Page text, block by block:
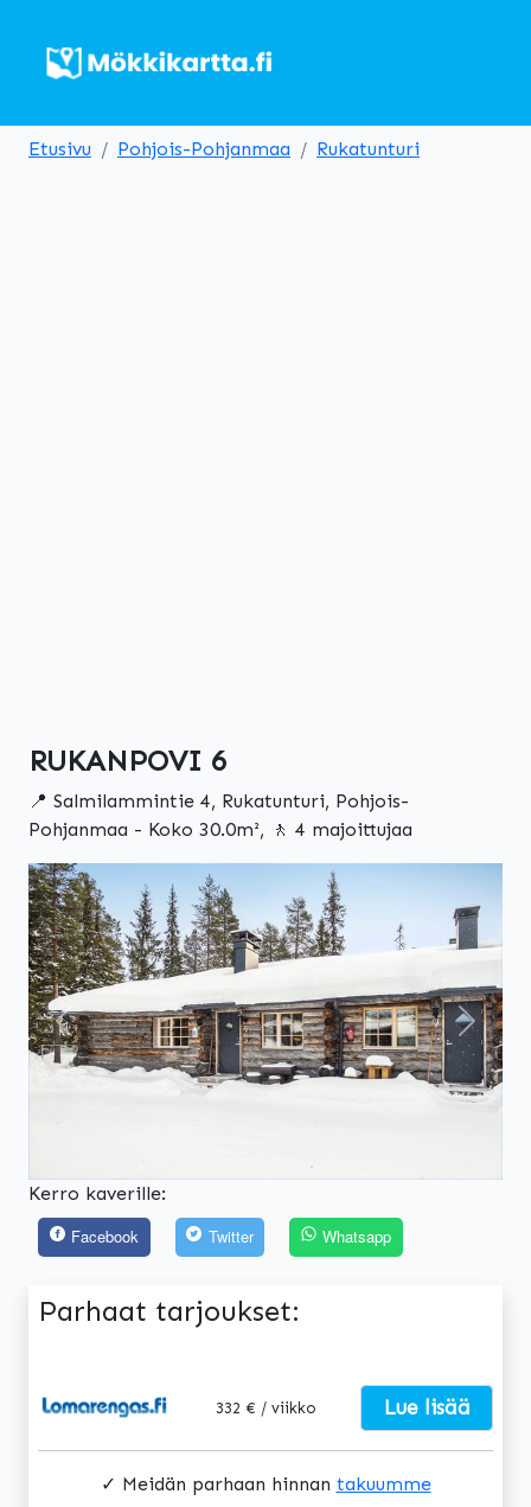
Etusivu Pohjois-Pohjanmaa Rukatunturi
RUKANPOVI 6
📍 Salmilammintie 4, Rukatunturi, Pohjois-
Pohjanmaa - Koko 30.0m², 🚶 4 majoittujaa
Edellinen
Kerro kaverille:
Facebook
Twitter Whatsapp
Parhaat tarjoukset:
332 € / viikko Lue lisää
✓ Meidän parhaan hinnan takuumme